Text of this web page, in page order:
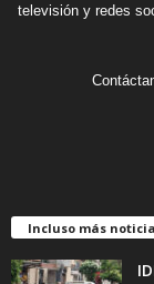
televisión y redes
Incluso más